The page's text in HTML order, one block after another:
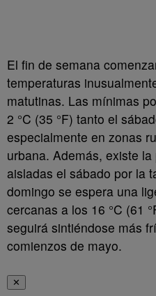
El fin de semana
temperaturas
matutinas. Las mínimas
2 °C (35 °F) tanto el
especialmente en zonas
urbana. Además, existe
aisladas el sábado por la
domingo se espera una
cercanas a los 16 °C (61
seguirá sintiéndose más
comienzos de mayo.
✕